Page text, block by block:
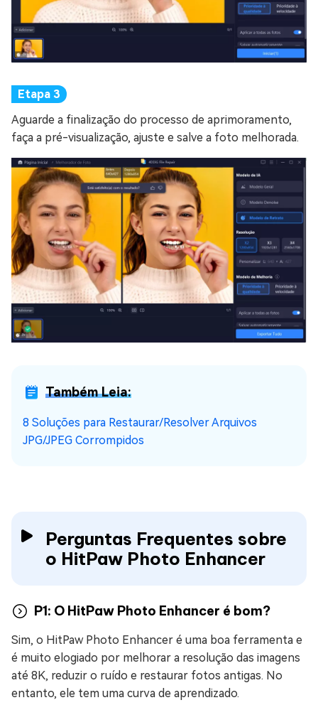
Aguarde a finalização do processo de aprimoramento,
faça a pré-visualização, ajuste e salve a foto melhorada.
Também Leia:
8 Soluções para Restaurar/Resolver Arquivos
JPG/JPEG Corrompidos
Perguntas Frequentes sobre
o HitPaw Photo Enhancer
P1: O HitPaw Photo Enhancer é bom?
Sim, o HitPaw Photo Enhancer é uma boa ferramenta e
é muito elogiado por melhorar a resolução das imagens
até 8K, reduzir o ruído e restaurar fotos antigas. No
entanto, ele tem uma curva de aprendizado.